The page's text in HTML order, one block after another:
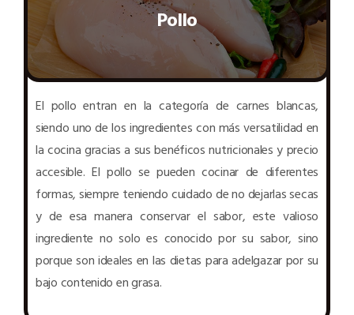
Pollo
El pollo entran en la categoría de carnes blancas,
siendo uno de los ingredientes con más versatilidad en
la cocina gracias a sus benéficos nutricionales y precio
accesible. El pollo se pueden cocinar de diferentes
formas, siempre teniendo cuidado de no dejarlas secas
y de esa manera conservar el sabor, este valioso
ingrediente no solo es conocido por su sabor, sino
porque son ideales en las dietas para adelgazar por su
bajo contenido en grasa.